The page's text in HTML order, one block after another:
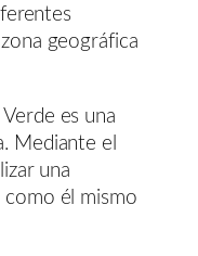
geográfica
es una
Mediante el
una
él mismo